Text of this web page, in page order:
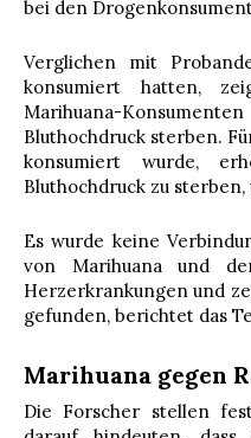
bei den
Verglichen mit
konsumiert hatten,
Marihuana-
Bluthochdruck sterben.
konsumiert wurde,
Bluthochdruck zu sterben,
Es wurde keine
von Marihuana und
Herzerkrankungen und
gefunden, berichtet das
Marihuana gegen
Die Forscher stellen